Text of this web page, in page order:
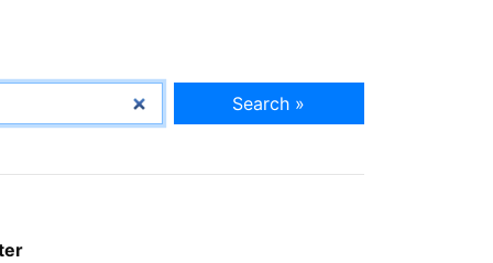
Search »